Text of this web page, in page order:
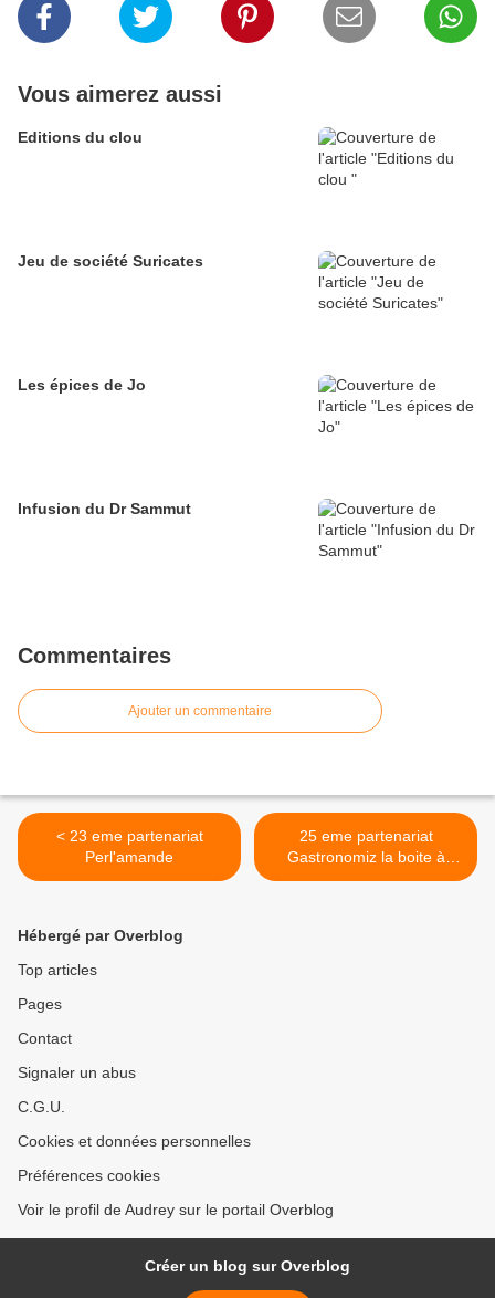
Vous aimerez aussi
Editions du clou
Jeu de société Suricates
Les épices de Jo
Infusion du Dr Sammut
Commentaires
Ajouter un commentaire
< 23 eme partenariat
Perl'amande
25 eme partenariat
Gastronomiz la boite à
miam >
Hébergé par Overblog
Top articles
Pages
Contact
Signaler un abus
C.G.U.
Cookies et données personnelles
Préférences cookies
Voir le profil de Audrey sur le portail Overblog
Créer un blog sur Overblog